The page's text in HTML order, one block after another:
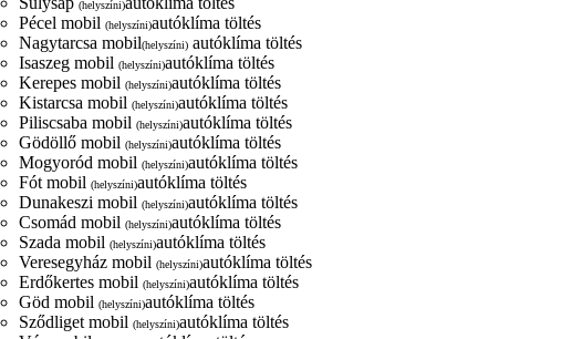
(helyszíni)
Pécel mobil (helyszíni)autóklíma töltés
Nagytarcsa mobil(helyszíni) autóklíma töltés
Isaszeg mobil (helyszíni)autóklíma töltés
Kerepes mobil (helyszíni)autóklíma töltés
Kistarcsa mobil (helyszíni)autóklíma töltés
Piliscsaba mobil (helyszíni)autóklíma töltés
Gödöllő mobil (helyszíni)autóklíma töltés
Mogyoród mobil (helyszíni)autóklíma töltés
Fót mobil (helyszíni)autóklíma töltés
Dunakeszi mobil (helyszíni)autóklíma töltés
Csomád mobil (helyszíni)autóklíma töltés
Szada mobil (helyszíni)autóklíma töltés
Veresegyház mobil (helyszíni)autóklíma töltés
Erdőkertes mobil (helyszíni)autóklíma töltés
Göd mobil (helyszíni)autóklíma töltés
Sződliget mobil (helyszíni)autóklíma töltés